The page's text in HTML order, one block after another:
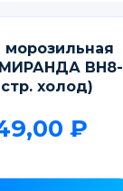
морозильная
ВН8-
холод)
₽